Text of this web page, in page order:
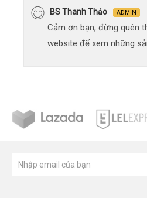
BS Thanh Thảo ADMIN
Cảm ơn bạn, đừng quên
website để xem những